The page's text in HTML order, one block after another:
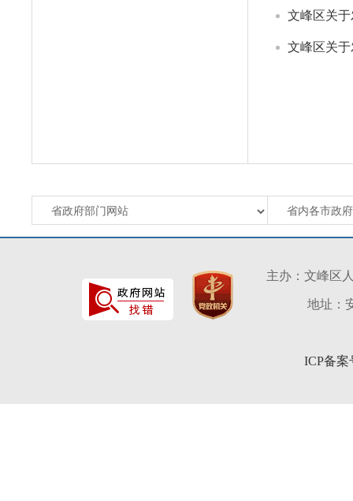
文峰区关
文峰区关
主办：文峰区
地址：
ICP备案